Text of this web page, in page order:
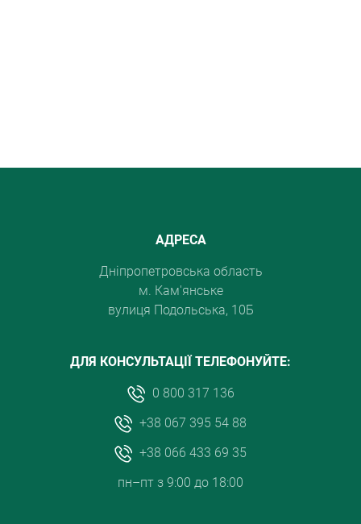
АДРЕСА
Дніпропетровська область
м. Кам'янське
вулиця Подольська, 10Б
ДЛЯ КОНСУЛЬТАЦІЇ ТЕЛЕФОНУЙТЕ:
0 800 317 136
+38 067 395 54 88
+38 066 433 69 35
пн–пт з 9:00 до 18:00